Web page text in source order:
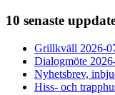
10 senaste
Grillkväll 2026-
Dialogmöte
Nyhetsbrev,
Hiss- och